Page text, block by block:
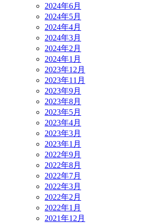
2024年6月
2024年5月
2024年4月
2024年3月
2024年2月
2024年1月
2023年12月
2023年11月
2023年9月
2023年8月
2023年5月
2023年4月
2023年3月
2023年1月
2022年9月
2022年8月
2022年7月
2022年3月
2022年2月
2022年1月
2021年12月